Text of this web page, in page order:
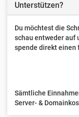
Unterstützen?
Du möchtest die
schau entweder auf
spende direkt einen
Sämtliche
Server- &